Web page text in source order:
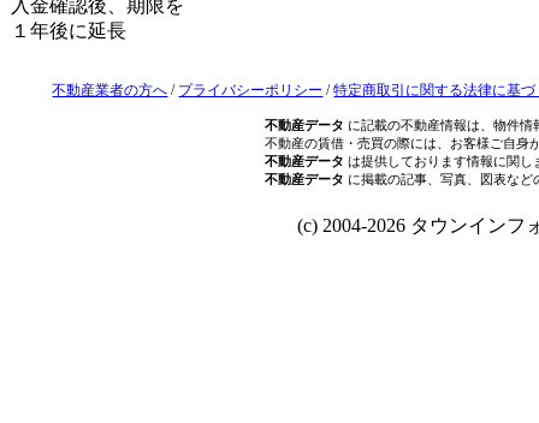
入金確認後、期限を
１年後に延長
不動産業者の方へ / プライバシーポリシー /特定商取引に関する法律に基
不動産データ に記載の不動産情報は、物件
不動産の賃借・売買の際には、お客様ご自身
不動産データ は提供しております情報に関し
不動産データ に掲載の記事、写真、図表な
(c) 2004-2026 タウンインフ